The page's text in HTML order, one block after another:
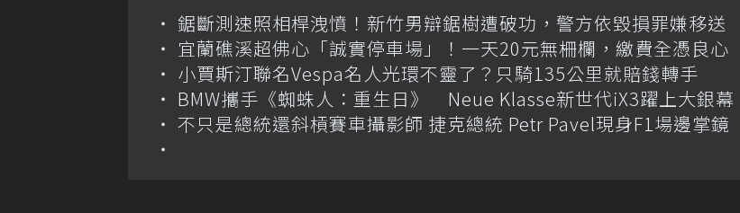
鋸斷測速照相桿洩憤！新竹男辯鋸樹遭破功，警方依毀損罪嫌移送
宜蘭礁溪超佛心「誠實停車場」！一天20元無柵欄，繳費全憑良心
小賈斯汀聯名Vespa名人光環不靈了？只騎135公里就賠錢轉手
BMW攜手《蜘蛛人：重生日》 Neue Klasse新世代iX3躍上大銀幕
不只是總統還斜槓賽車攝影師 捷克總統 Petr Pavel現身F1場邊掌鏡